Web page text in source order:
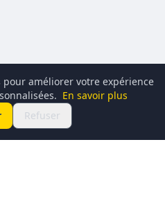
pour améliorer votre expérience
En savoir plus
Refuser